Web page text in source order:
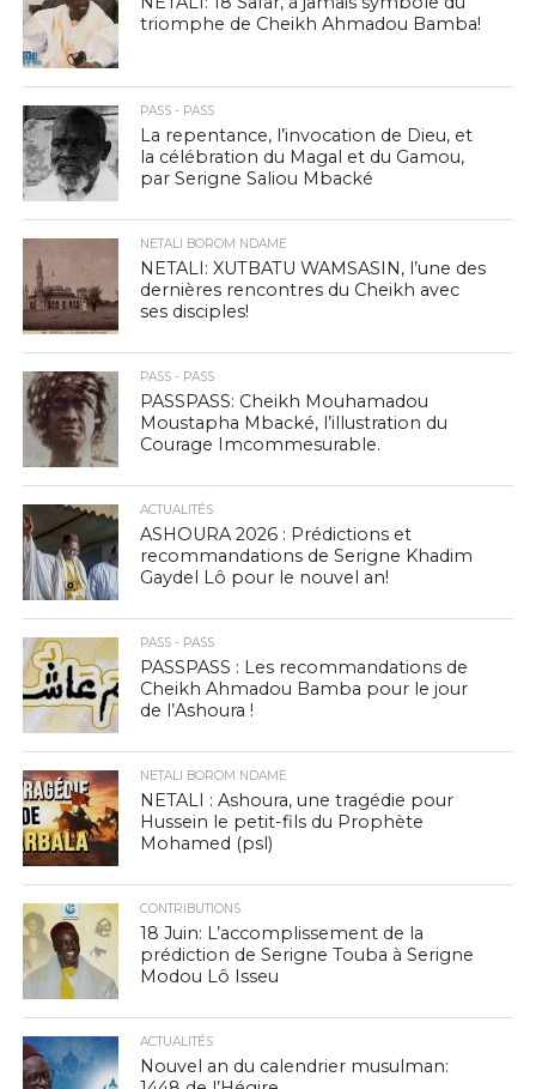
triomphe de Cheikh Ahmadou Bamba!
PASS - PASS
La repentance, l’invocation de Dieu, et
la célébration du Magal et du Gamou,
par Serigne Saliou Mbacké
NETALI BOROM NDAME
NETALI: XUTBATU WAMSASIN, l’une des
dernières rencontres du Cheikh avec
ses disciples!
PASS - PASS
PASSPASS: Cheikh Mouhamadou
Moustapha Mbacké, l’illustration du
Courage Imcommesurable.
ACTUALITÉS
ASHOURA 2026 : Prédictions et
recommandations de Serigne Khadim
Gaydel Lô pour le nouvel an!
PASS - PASS
PASSPASS : Les recommandations de
Cheikh Ahmadou Bamba pour le jour
de l’Ashoura !
NETALI BOROM NDAME
NETALI : Ashoura, une tragédie pour
Hussein le petit-fils du Prophète
Mohamed (psl)
CONTRIBUTIONS
18 Juin: L’accomplissement de la
prédiction de Serigne Touba à Serigne
Modou Lô Isseu
ACTUALITÉS
Nouvel an du calendrier musulman: